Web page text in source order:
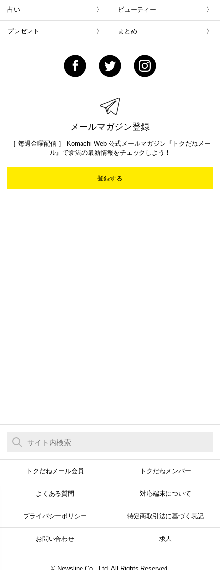
占い ビューティー
プレゼント まとめ
メールマガジン登録
［ 毎週金曜配信 ］ Komachi Web 公式メールマガジン『トクだねメー
ル』で新潟の最新情報をチェックしよう！
登録する
トクだねメール会員 トクだねメンバー
よくある質問 対応端末について
プライバシーポリシー 特定商取引法に基づく表記
お問い合わせ 求人
© Newsline Co., Ltd. All Rights Reserved.